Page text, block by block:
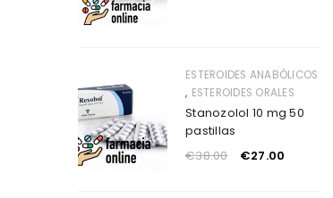
ESTEROIDES ANABÓLICOS
, ESTEROIDES ORALES
Stanozolol 10 mg 50
pastillas
€38.00 €27.00